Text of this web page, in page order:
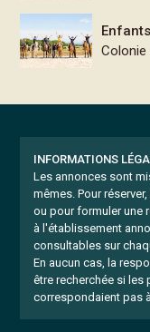
Colonie
INFORMATIONS
Les annonces sont
mêmes. Pour
ou pour formuler une
à l'établissement
consultables sur
En aucun cas, la
être recherchée si
correspondaient pas